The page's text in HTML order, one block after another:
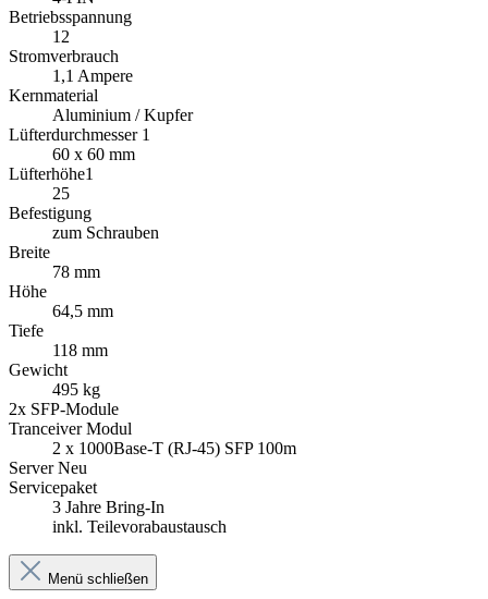
Betriebsspannung
12
Stromverbrauch
1,1 Ampere
Kernmaterial
Aluminium / Kupfer
Lüfterdurchmesser 1
60 x 60 mm
Lüfterhöhe1
25
Befestigung
zum Schrauben
Breite
78 mm
Höhe
64,5 mm
Tiefe
118 mm
Gewicht
495 kg
2x SFP-Module
Tranceiver Modul
2 x 1000Base-T (RJ-45) SFP 100m
Server Neu
Servicepaket
3 Jahre Bring-In
inkl. Teilevorabaustausch
Menü schließen